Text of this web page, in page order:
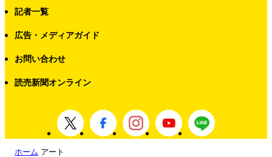
記者一覧
広告・メディアガイド
お問い合わせ
読売新聞オンライン
ホーム アート